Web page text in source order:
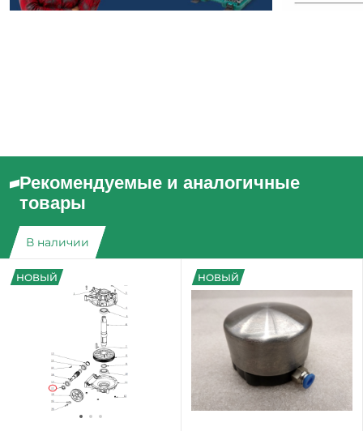
Рекомендуемые и аналогичные
товары
В наличии
НОВЫЙ НОВЫЙ